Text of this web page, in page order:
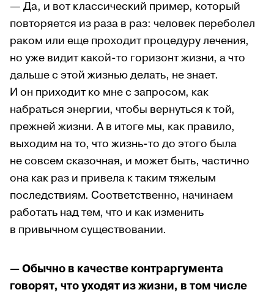
— Да, и вот классический пример, который
повторяется из раза в раз: человек переболел
раком или еще проходит процедуру лечения,
но уже видит какой-то горизонт жизни, а что
дальше с этой жизнью делать, не знает.
И он приходит ко мне с запросом, как
набраться энергии, чтобы вернуться к той,
прежней жизни. А в итоге мы, как правило,
выходим на то, что жизнь-то до этого была
не совсем сказочная, и может быть, частично
она как раз и привела к таким тяжелым
последствиям. Соответственно, начинаем
работать над тем, что и как изменить
в привычном существовании.
— Обычно в качестве контраргумента
говорят, что уходят из жизни, в том числе